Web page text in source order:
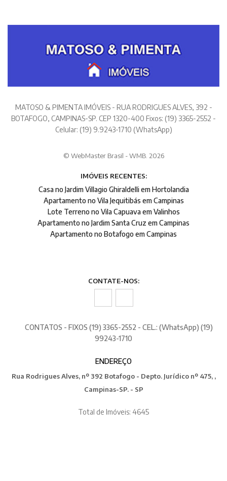
MATOSO & PIMENTA IMÓVEIS - RUA RODRIGUES ALVES, 392 -
BOTAFOGO, CAMPINAS-SP. CEP 1320-400 Fixos: (19) 3365-2552 -
Celular: (19) 9.9243-1710 (WhatsApp)
© WebMaster Brasil - WMB. 2026
IMÓVEIS RECENTES:
Casa no Jardim Villagio Ghiraldelli em Hortolandia
Apartamento no Vila Jequitibás em Campinas
Lote Terreno no Vila Capuava em Valinhos
Apartamento no Jardim Santa Cruz em Campinas
Apartamento no Botafogo em Campinas
CONTATE-NOS:
CONTATOS - FIXOS (19) 3365-2552 - CEL.: (WhatsApp) (19)
99243-1710
ENDEREÇO
Rua Rodrigues Alves, nº 392 Botafogo - Depto. Jurídico nº 475, ,
Campinas-SP. - SP
Total de Imóveis: 4645